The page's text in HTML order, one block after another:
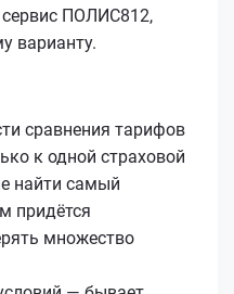
ПОЛИС812,
варианту.
сравнения тарифов
к одной страховой
найти самый
придётся
множество